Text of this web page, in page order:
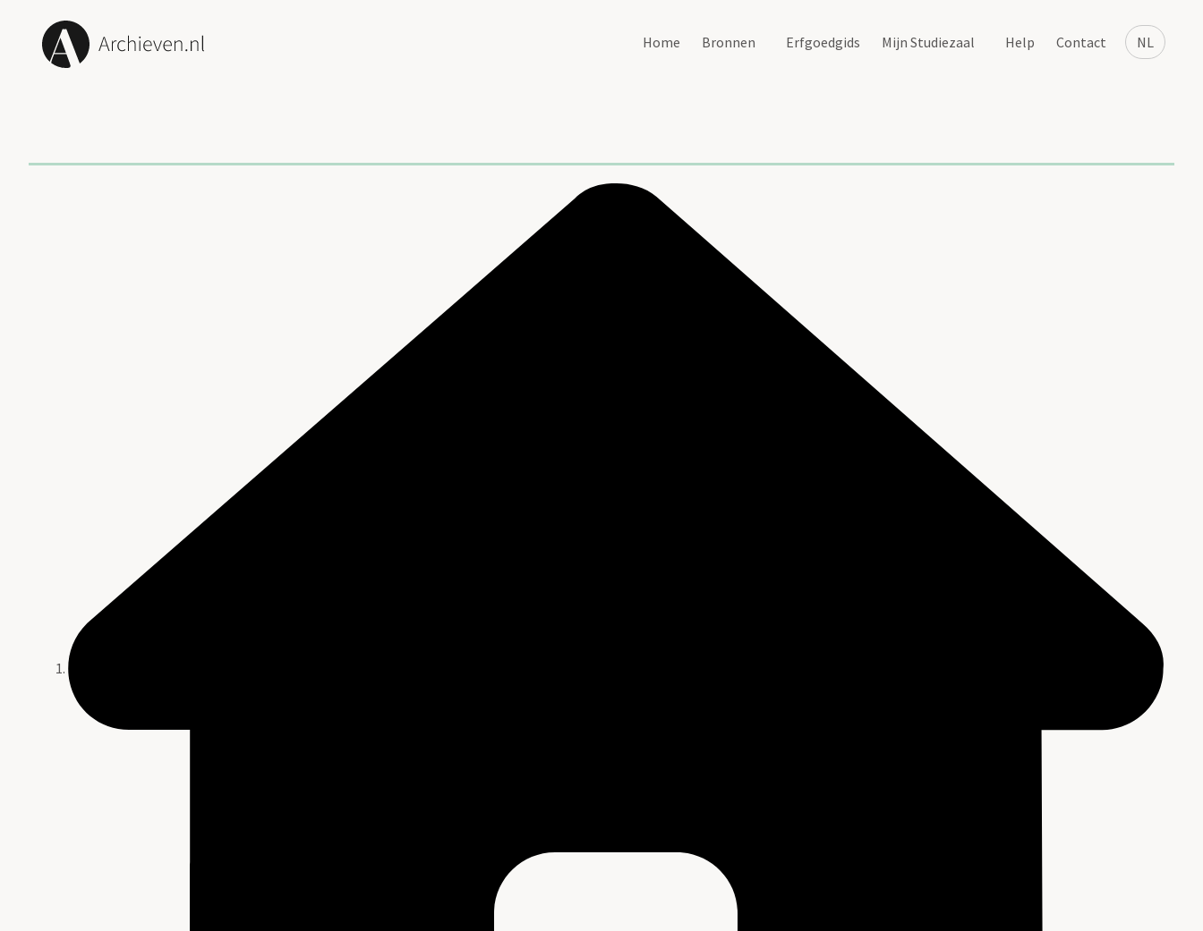
NL
Home Bronnen Erfgoedgids Mijn Studiezaal Help Contact